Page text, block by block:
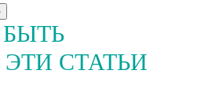
СТАТЬИ